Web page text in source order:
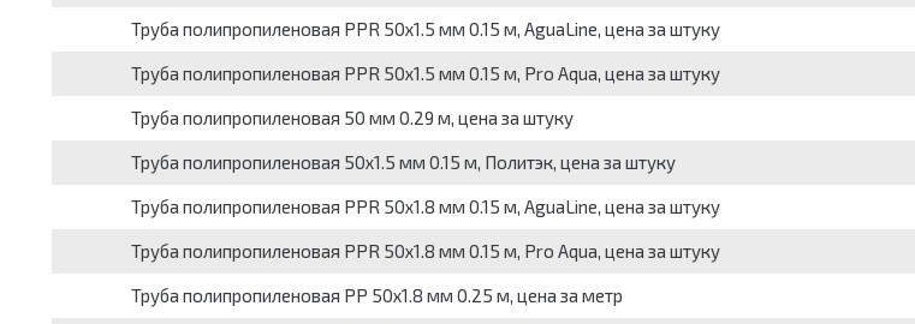
Труба полипропиленовая PPR 50х1.5 мм 0.15 м, AguaLine, цена за штуку
Труба полипропиленовая PPR 50х1.5 мм 0.15 м, Pro Aqua, цена за штуку
Труба полипропиленовая 50 мм 0.29 м, цена за штуку
Труба полипропиленовая 50х1.5 мм 0.15 м, Политэк, цена за штуку
Труба полипропиленовая PPR 50х1.8 мм 0.15 м, AguaLine, цена за штуку
Труба полипропиленовая PPR 50х1.8 мм 0.15 м, Pro Aqua, цена за штуку
Труба полипропиленовая PP 50х1.8 мм 0.25 м, цена за метр